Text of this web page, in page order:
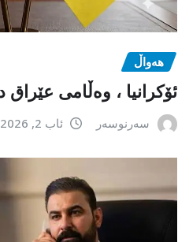
هەواڵ
ئۆکرانیا ، وەڵامی عێراق
سەرنوسەر ئاب 2, 2026